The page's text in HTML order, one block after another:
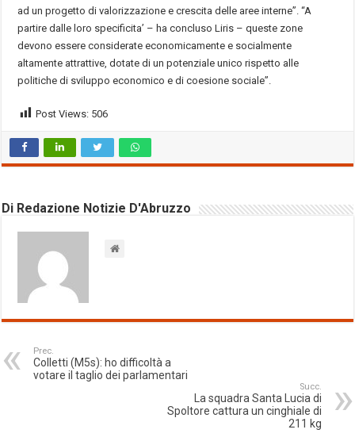
ad un progetto di valorizzazione e crescita delle aree interne”. “A
partire dalle loro specificita’ – ha concluso Liris – queste zone
devono essere considerate economicamente e socialmente
altamente attrattive, dotate di un potenziale unico rispetto alle
politiche di sviluppo economico e di coesione sociale”.
Post Views: 506
Di Redazione Notizie D'Abruzzo
Prec.
Colletti (M5s): ho difficoltà a
votare il taglio dei parlamentari
Succ.
La squadra Santa Lucia di
Spoltore cattura un cinghiale di
211 kg